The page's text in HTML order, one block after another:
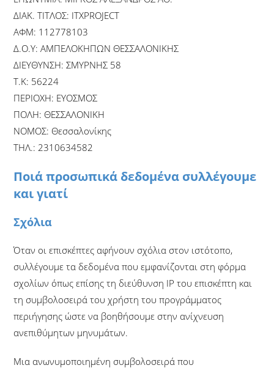
ΔΙΑΚ. ΤΙΤΛΟΣ: ITXPROJECT
ΑΦΜ: 112778103
Δ.Ο.Υ: ΑΜΠΕΛΟΚΗΠΩΝ ΘΕΣΣΑΛΟΝΙΚΗΣ
ΔΙΕΥΘΥΝΣΗ: ΣΜΥΡΝΗΣ 58
Τ.Κ: 56224
ΠΕΡΙΟΧΗ: ΕΥΟΣΜΟΣ
ΠΟΛΗ: ΘΕΣΣΑΛΟΝΙΚΗ
ΝΟΜΟΣ: Θεσσαλονίκης
ΤΗΛ.: 2310634582
Ποιά προσωπικά δεδομένα συλλέγουμε
και γιατί
Σχόλια
Όταν οι επισκέπτες αφήνουν σχόλια στον ιστότοπο,
συλλέγουμε τα δεδομένα που εμφανίζονται στη φόρμα
σχολίων όπως επίσης τη διεύθυνση IP του επισκέπτη και
τη συμβολοσειρά του χρήστη του προγράμματος
περιήγησης ώστε να βοηθήσουμε στην ανίχνευση
ανεπιθύμητων μηνυμάτων.
Μια ανωνυμοποιημένη συμβολοσειρά που